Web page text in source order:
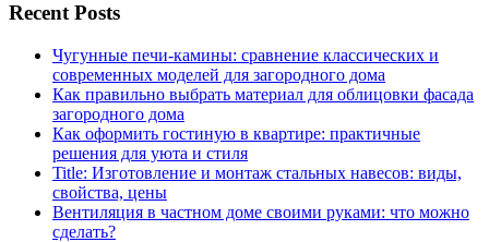
Recent Posts
Чугунные печи-камины: сравнение классических и
современных моделей для загородного дома
Как правильно выбрать материал для облицовки фасада
загородного дома
Как оформить гостиную в квартире: практичные
решения для уюта и стиля
Title: Изготовление и монтаж стальных навесов: виды,
свойства, цены
Вентиляция в частном доме своими руками: что можно
сделать?